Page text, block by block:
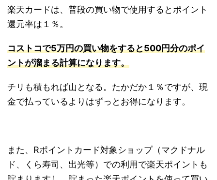
楽天カードは、普段の買い物で使用するとポイント
還元率は１％。
コストコで5万円の買い物をすると500円分のポイ
ントが溜まる計算になります。
チリも積もれば山となる。たかだか１％ですが、現
金で払っているよりはずっとお得になります。
また、Rポイントカード対象ショップ（マクドナル
ド、くら寿司、出光等）での利用で楽天ポイントも